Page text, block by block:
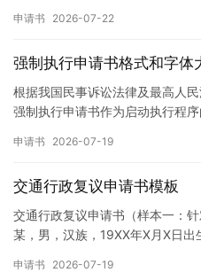
申请书 2026-07-22
强制执行申请书格式和字体
根据我国民事诉讼法律及最高人
强制执行申请书作为启动执行程
纸张与…
申请书 2026-07-19
交通行政复议申请书模板
交通行政复议申请书（样本一：
某，男，汉族，19XX年X月X日出
申请书 2026-07-19